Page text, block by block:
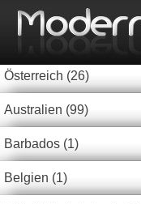
Österreich (26)
Australien (99)
Barbados (1)
Belgien (1)